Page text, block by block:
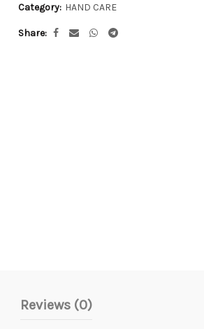
Category: HAND CARE
Share
Reviews (0)